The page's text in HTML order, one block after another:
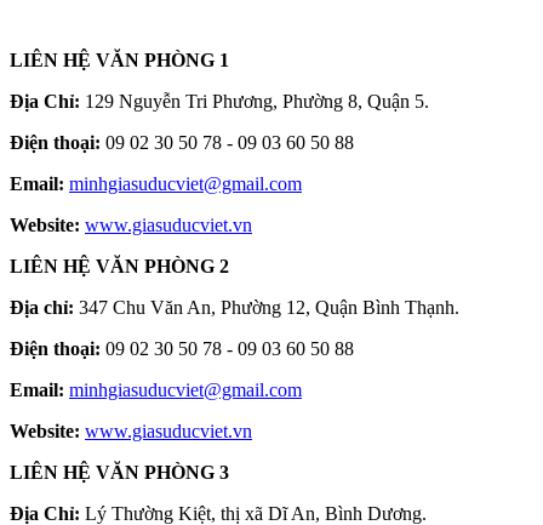
LIÊN HỆ VĂN PHÒNG 1
Địa Chỉ: 129 Nguyễn Tri Phương, Phường 8, Quận 5.
Điện thoại: 09 02 30 50 78 - 09 03 60 50 88
Email: minhgiasuducviet@gmail.com
Website: www.giasuducviet.vn
LIÊN HỆ VĂN PHÒNG 2
Địa chỉ: 347 Chu Văn An, Phường 12, Quận Bình Thạnh.
Điện thoại: 09 02 30 50 78 - 09 03 60 50 88
Email: minhgiasuducviet@gmail.com
Website: www.giasuducviet.vn
LIÊN HỆ VĂN PHÒNG 3
Địa Chỉ: Lý Thường Kiệt, thị xã Dĩ An, Bình Dương.